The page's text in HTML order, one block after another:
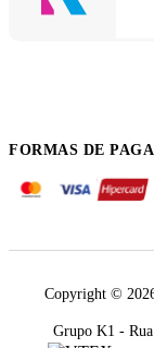
FORMAS DE
Copyright ©
Grupo K1 -